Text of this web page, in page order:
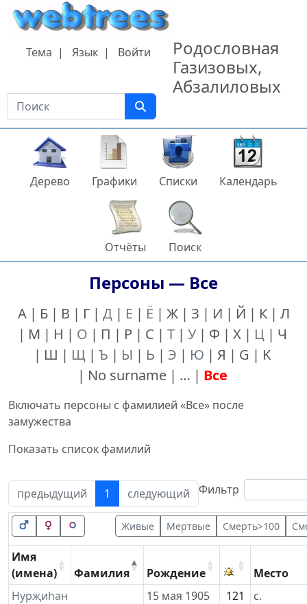
Перейти к содержанию
Родословная
Газизовых,
Абзалиловых
Поиск
Тема Язык Войти
Дерево Графики Списки Календарь
Отчёты Поиск
Персоны — Все
А Б В Г Д Е Ё Ж З И Й К
Л
М
Н О П Р С Т У Ф Х Ц
Ч
Ш
Щ Ъ Ы Ь Э Ю Я G
K
No surname
… Все
Включать персоны с фамилией «Все» после
замужества
Показать список фамилий
предыдущий 1 следующий Фильтр
Живые Мертвые Смерть>100
Имя
(имена)
Фамилия Рождение
Место
Нурҗиhан
15 мая 1905 121
с.